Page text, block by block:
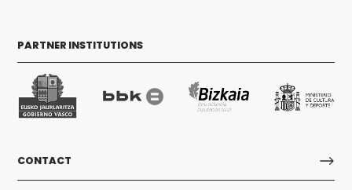
PARTNER INSTITUTIONS
CONTACT